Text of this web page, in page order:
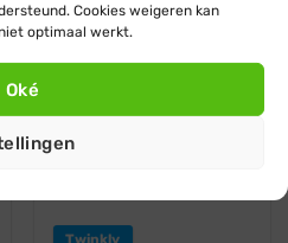
Cookies weigeren kan
optimaal werkt.
Oké
Twinkly